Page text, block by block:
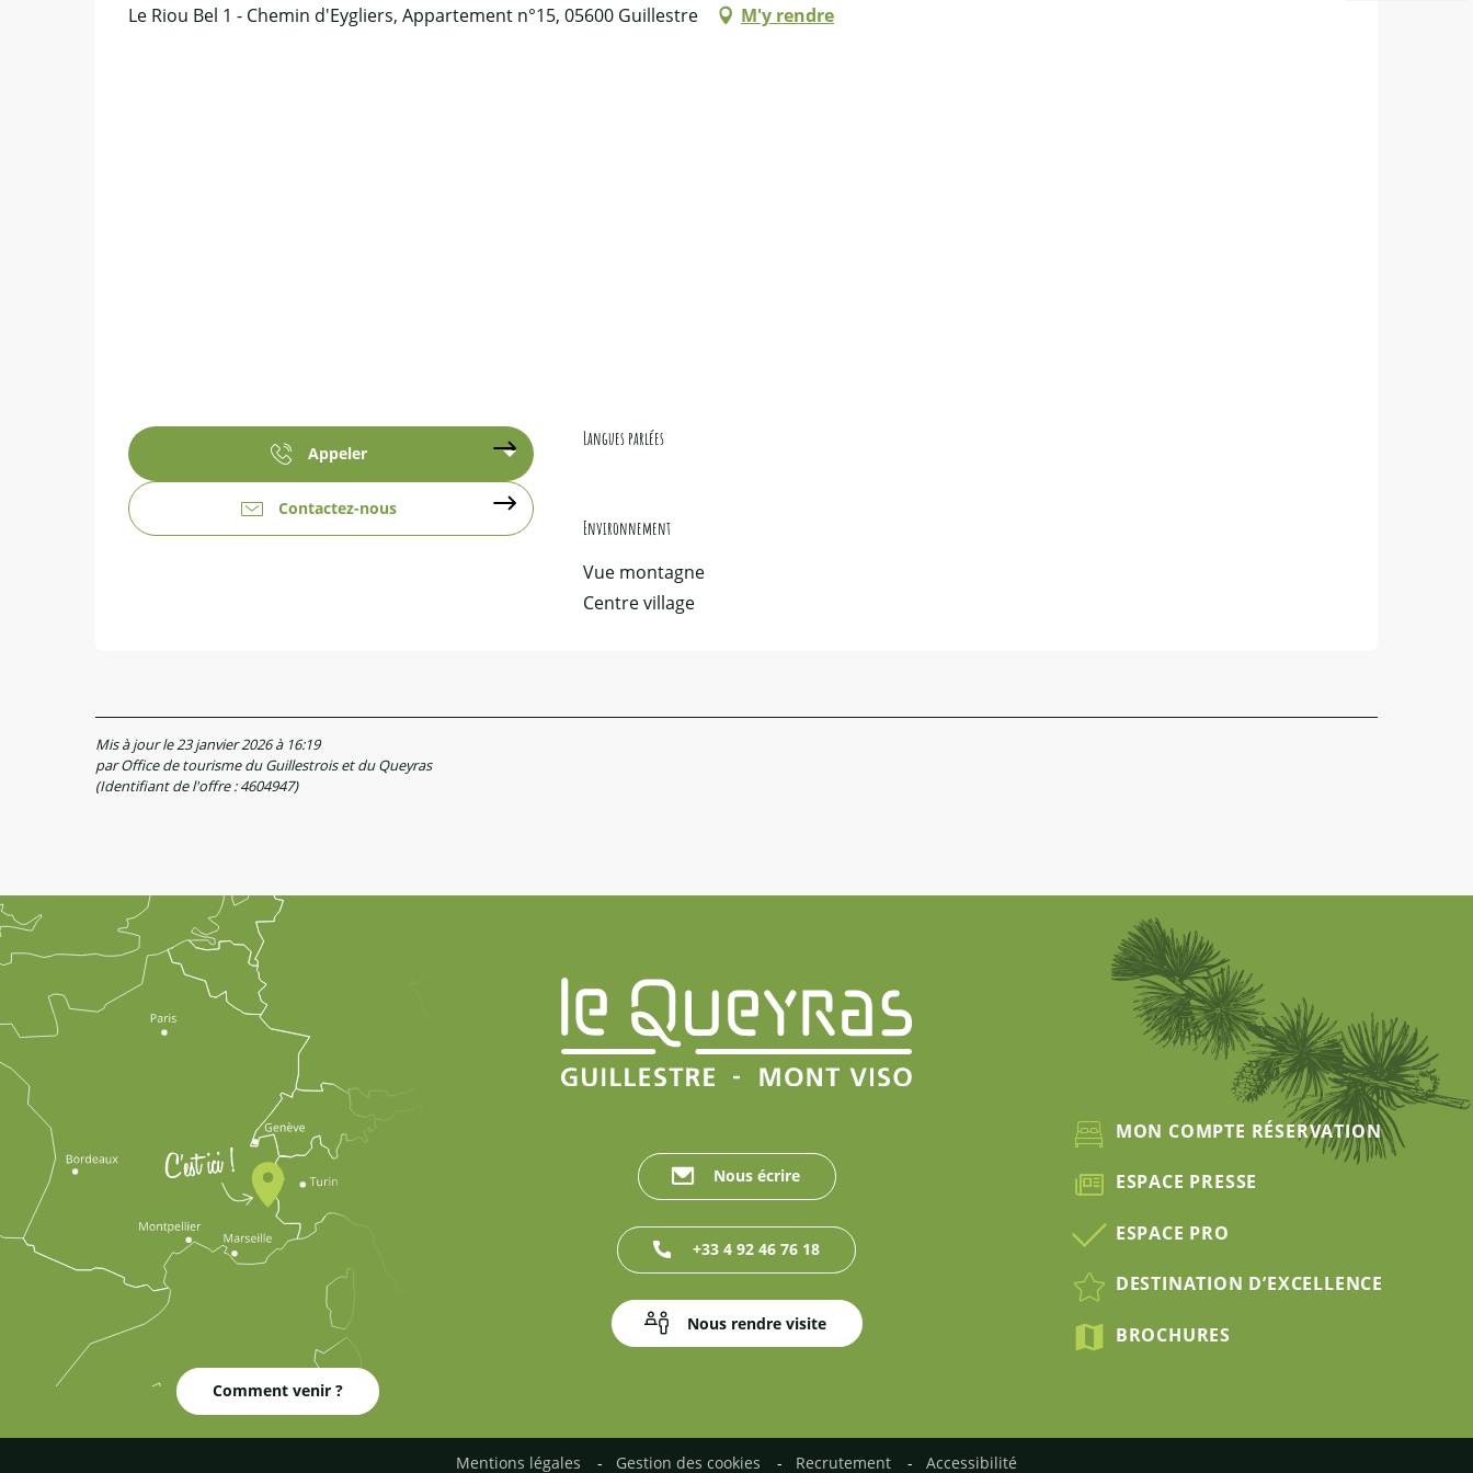
Le Riou Bel 1 - Chemin d'Eygliers, Appartement n°15, 05600 Guillestre M'y rendre
Appeler
Contactez-nous
Langues parlées
Langues parlées
Environnement
Environnement
Vue montagne
Centre village
Mis à jour le 23 janvier 2026 à 16:19
par Office de tourisme du Guillestrois et du Queyras
(Identifiant de l'offre :4604947)
Comment venir ?
Nous écrire
+33 4 92 46 76 18
Nous rendre visite
MON COMPTE RÉSERVATION
ESPACE PRESSE
ESPACE PRO
DESTINATION D’EXCELLENCE
BROCHURES
Mentions légales Gestion des cookies Recrutement Accessibilité